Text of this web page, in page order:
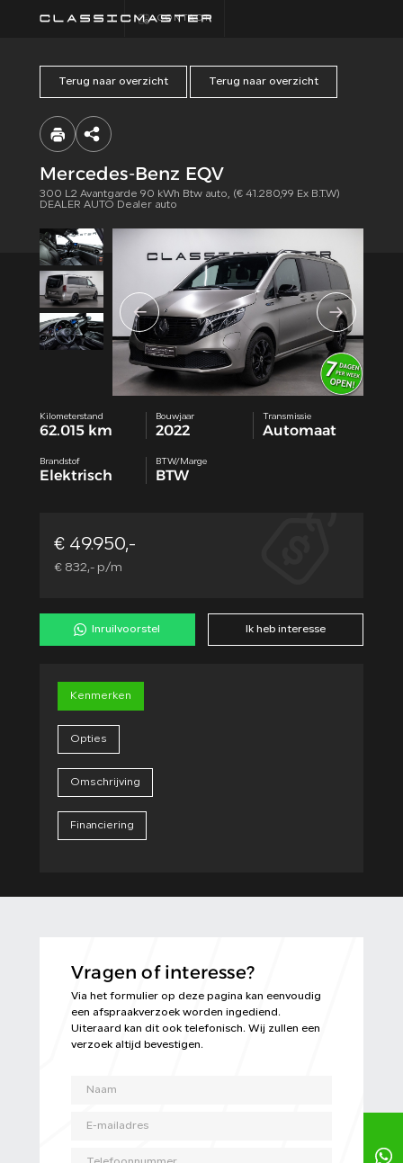
CONTACT
HOME
FINANCIEREN
VOORWAARDEN
CONTACT
Terug naar overzicht Terug naar overzicht
Mercedes-Benz EQV
300 L2 Avantgarde 90 kWh Btw auto, (€ 41.280,99 Ex B.T.W)
DEALER AUTO Dealer auto
Kilometerstand
62.015 km
Bouwjaar
2022
Transmissie
Automaat
Brandstof
Elektrisch
BTW/Marge
BTW
€ 49.950,-
€ 832,- p/m
Inruilvoorstel Ik heb interesse
Kenmerken
Opties
Omschrijving
Financiering
Vragen of interesse?
Via het formulier op deze pagina kan eenvoudig
een afspraakverzoek worden ingediend.
Uiteraard kan dit ook telefonisch. Wij zullen een
verzoek altijd bevestigen.